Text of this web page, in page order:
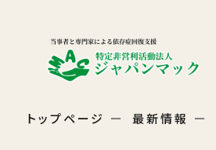
トップページ 最新情報